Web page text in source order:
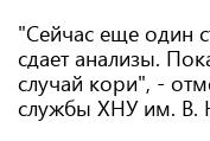
"Сейчас еще один
сдает анализы.
случай кори", -
службы ХНУ им. В.